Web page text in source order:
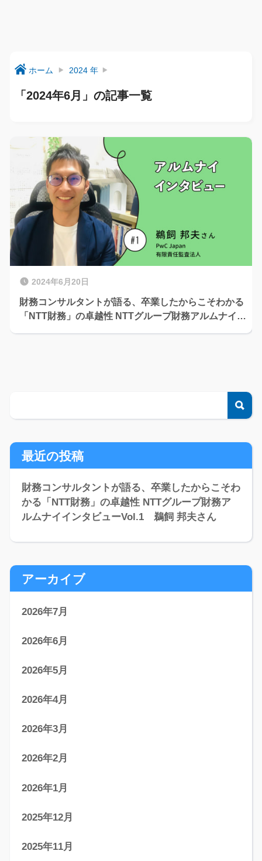
ホーム 2024 年
「2024年6月」の記事一覧
2024年6月20日
財務コンサルタントが語る、卒業したからこそわかる
「NTT財務」の卓越性 NTTグループ財務アルムナイイ
最近の投稿
財務コンサルタントが語る、卒業したからこそわ
かる「NTT財務」の卓越性 NTTグループ財務ア
ルムナイインタビューVol.1 鵜飼 邦夫さん
アーカイブ
2026年7月
2026年6月
2026年5月
2026年4月
2026年3月
2026年2月
2026年1月
2025年12月
2025年11月